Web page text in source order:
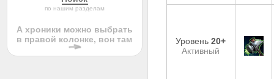
по нашим разделам
А хроники можно выбрать
в правой колонке, вон там
Уровень20+
Активный